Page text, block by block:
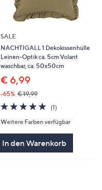
SALE
NACHTIGALL 1 Dekokissenhülle
Leinen-Optik ca. 5cm Volant
waschbar, ca. 50x50cm
€ 6,99
-65% € 19,99
5.0
von
5
(1)1
Weitere Farben verfügbar
In den Warenkorb